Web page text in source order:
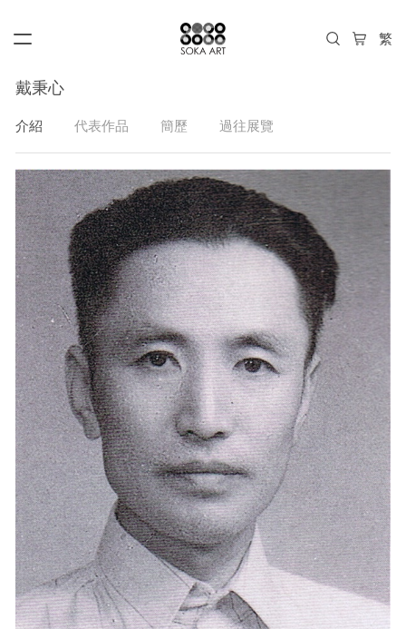
戴秉心
介紹 代表作品 簡歷 過往展覽